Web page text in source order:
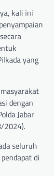
kali ini
yang
dengan
Jabar
2024).
seluruh
di